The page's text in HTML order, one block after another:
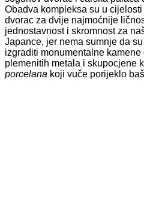
Obadva kompleksa su u
dvorac za dvije najmoćnije
jednostavnost i skromnost za
Japance, jer nema sumnje da
izgraditi monumentalne
plemenitih metala i skupocjene
porcelana koji vuče porijeklo